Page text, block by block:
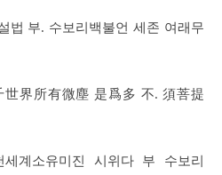
법 부. 수보리백불언 세존 여래무
界所有微塵 是爲多 不. 須菩提
계소유미진 시위다 부 수보리